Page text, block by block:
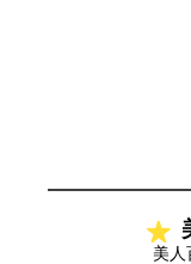
美人